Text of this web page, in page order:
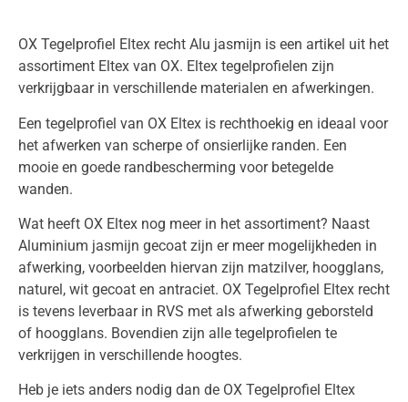
OX Tegelprofiel Eltex recht Alu jasmijn is een artikel uit het
assortiment Eltex van OX. Eltex tegelprofielen zijn
verkrijgbaar in verschillende materialen en afwerkingen.
Een tegelprofiel van OX Eltex is rechthoekig en ideaal voor
het afwerken van scherpe of onsierlijke randen. Een
mooie en goede randbescherming voor betegelde
wanden.
Wat heeft OX Eltex nog meer in het assortiment? Naast
Aluminium jasmijn gecoat zijn er meer mogelijkheden in
afwerking, voorbeelden hiervan zijn matzilver, hoogglans,
naturel, wit gecoat en antraciet. OX Tegelprofiel Eltex recht
is tevens leverbaar in RVS met als afwerking geborsteld
of hoogglans. Bovendien zijn alle tegelprofielen te
verkrijgen in verschillende hoogtes.
Heb je iets anders nodig dan de OX Tegelprofiel Eltex